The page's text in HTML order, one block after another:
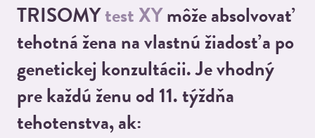
TRISOMYtest XYmôže absolvovať
tehotná žena na vlastnú žiadosť a po
genetickej konzultácii. Je vhodný
pre každú ženu od 11. týždňa
tehotenstva, ak: